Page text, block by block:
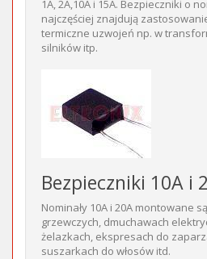
1A, 2A,10A i 15A. Bezpieczniki o
najczęściej znajdują
termiczne uzwojeń np. w
silników itp.
Bezpieczniki 10A i
Nominały 10A i 20A montowane
grzewczych, dmuchawach
żelazkach, ekspresach do
suszarkach do włosów itd.